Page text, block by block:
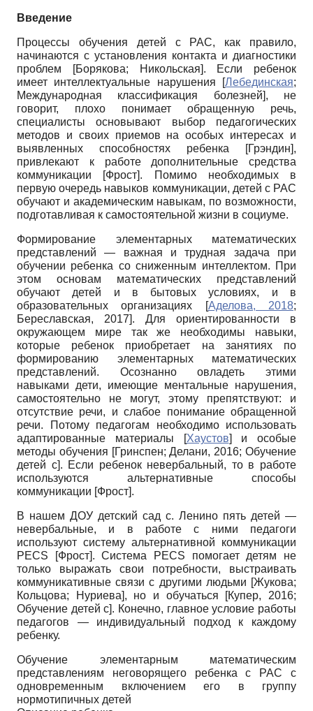
Введение
Процессы обучения детей с РАС, как правило,
начинаются с установления контакта и диагностики
проблем
[Борякова; Никольская]. Если ребенок
имеет интеллектуальные нарушения
[Лебединская;
Международная классификация болезней], не
говорит, плохо понимает обращенную речь,
специалисты основывают выбор педагогических
методов и своих приемов на особых интересах и
выявленных способностях ребенка
[Грэндин],
привлекают к работе дополнительные средства
коммуникации
[Фрост]. Помимо необходимых в
первую очередь навыков коммуникации, детей с РАС
обучают и академическим навыкам, по возможности,
подготавливая к самостоятельной жизни в социуме.
Формирование элементарных математических
представлений — важная и трудная задача при
обучении ребенка со сниженным интеллектом. При
этом основам математических представлений
обучают детей и в бытовых условиях, и в
образовательных организациях
[Аделова, 2018;
Береславская, 2017]. Для ориентированности в
окружающем мире так же необходимы навыки,
которые ребенок приобретает на занятиях по
формированию элементарных математических
представлений. Осознанно овладеть этими
навыками дети, имеющие ментальные нарушения,
самостоятельно не могут, этому препятствуют: и
отсутствие речи, и слабое понимание обращенной
речи. Потому педагогам необходимо использовать
адаптированные материалы
[Хаустов] и особые
методы обучения [Гринспен;Делани, 2016;Обучение
детей с]. Если ребенок невербальный, то в работе
используются альтернативные способы
коммуникации [Фрост].
В нашем ДОУ детский сад с. Ленино пять детей —
невербальные, и в работе с ними педагоги
используют систему альтернативной коммуникации
PECS
[Фрост]. Система PECS помогает детям не
только выражать свои потребности, выстраивать
коммуникативные связи с другими людьми [Жукова;
Кольцова; Нуриева], но и обучаться [Купер, 2016;
Обучение детей с]. Конечно, главное условие работы
педагогов — индивидуальный подход к каждому
ребенку.
Обучение элементарным математическим
представлениям неговорящего ребенка с РАС с
одновременным включением его в группу
нормотипичных детей